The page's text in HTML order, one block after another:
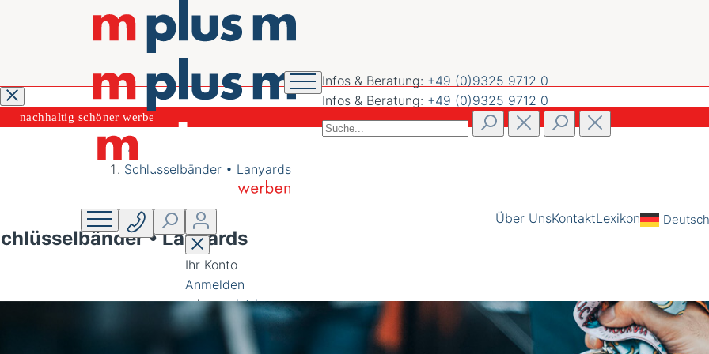
Infos & Beratung: +49 (0)9325 9712 0
Infos & Beratung: +49 (0)9325 9712 0
Ihr Konto
Anmelden
oderregistrieren
Übersicht
Persönliches Profil Adressen Bestellungen
Über UnsKontaktLexikon Deutsch
nachhaltig schöner werben
Schlüsselbänder • Lanyards
• Lanyards